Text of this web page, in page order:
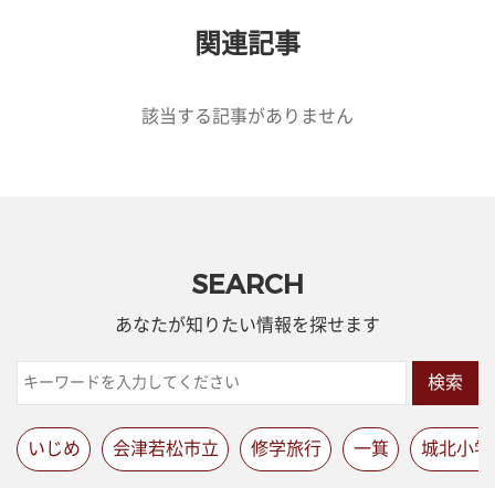
関連記事
該当する記事がありません
SEARCH
あなたが知りたい情報を探せます
検索
いじめ 会津若松市立 修学旅行 一箕 城北小